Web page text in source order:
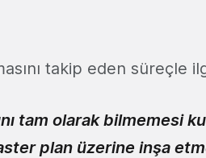
takip eden süreçle
tam olarak bilmemesi
plan üzerine inşa